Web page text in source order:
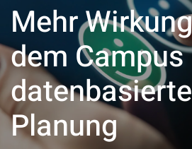
Mehr
dem
Planung